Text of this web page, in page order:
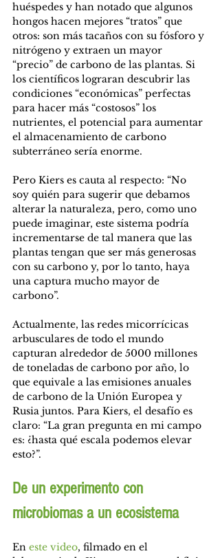
huéspedes y han notado que algunos
hongos hacen mejores “tratos” que
otros: son más tacaños con su fósforo y
nitrógeno y extraen un mayor
“precio” de carbono de las plantas. Si
los científicos lograran descubrir las
condiciones “económicas” perfectas
para hacer más “costosos” los
nutrientes, el potencial para aumentar
el almacenamiento de carbono
subterráneo sería enorme.
Pero Kiers es cauta al respecto: “No
soy quién para sugerir que debamos
alterar la naturaleza, pero, como uno
puede imaginar, este sistema podría
incrementarse de tal manera que las
plantas tengan que ser más generosas
con su carbono y, por lo tanto, haya
una captura mucho mayor de
carbono”.
Actualmente, las redes micorrícicas
arbusculares de todo el mundo
capturan alrededor de 5000 millones
de toneladas de carbono por año, lo
que equivale a las emisiones anuales
de carbono de la Unión Europea y
Rusia juntos. Para Kiers, el desafío es
claro: “La gran pregunta en mi campo
es: ¿hasta qué escala podemos elevar
esto?”.
De un experimento con
microbiomas a un ecosistema
En este video, filmado en el